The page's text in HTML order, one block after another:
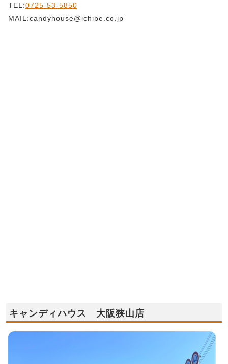
TEL:0725-53-5850
MAIL:candyhouse@ichibe.co.jp
キャンディハウス 大阪狭山店